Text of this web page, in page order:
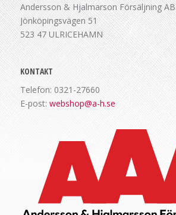
Andersson & Hjalmarson Försäljning AB
Jönköpingsvägen 51
523 47 ULRICEHAMN
KONTAKT
Telefon: 0321-27660
E-post: webshop@a-h.se